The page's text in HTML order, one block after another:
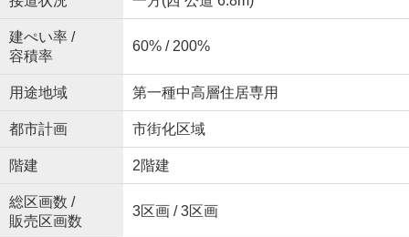
建ぺい率 /
容積率
60% / 200%
用途地域 第一種中高層住居専用
都市計画 市街化区域
階建 2階建
総区画数 /
販売区画数
3区画 / 3区画